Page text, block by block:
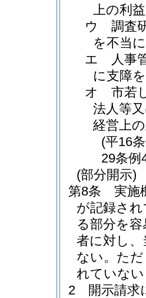
上の利
ウ
調査
を不当
エ
人事
に支障
オ
市若
法人等
経営上
(平16
29条例
(部分開示)
第8条
実施
が記録さ
る部分を
者に対し
ない。 た
れていな
2
開示請求